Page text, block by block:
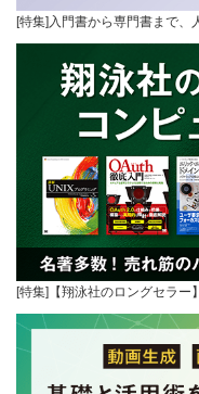
[特集]入門書から専門書まで、
[特集]【翔泳社のロングセラ